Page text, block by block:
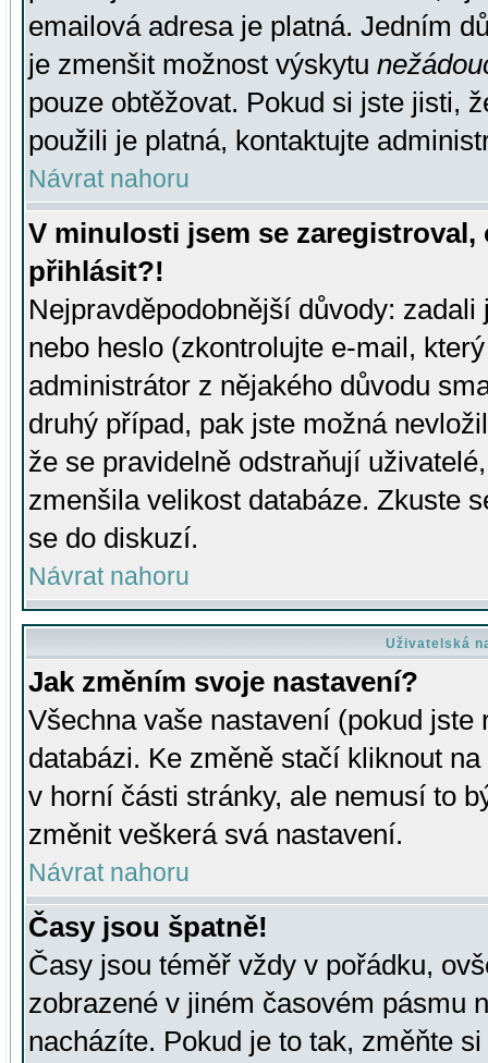
emailová adresa je platná. Jedním
je zmenšit možnost výskytu
pouze obtěžovat. Pokud si jste jisti,
použili je platná, kontaktujte
Návrat nahoru
V minulosti jsem se
přihlásit?!
Nejpravděpodobnější důvody:
nebo heslo (zkontrolujte e-mail,
administrátor z nějakého důvodu
druhý případ, pak jste možná
že se pravidelně odstraňují
zmenšila velikost databáze. Zkuste
se do diskuzí.
Návrat nahoru
Uživatelská
Jak změním svoje nastavení?
Všechna vaše nastavení (pokud
databázi. Ke změně stačí kliknout
v horní části stránky, ale nemusí to
změnit veškerá svá nastavení.
Návrat nahoru
Časy jsou špatně!
Časy jsou téměř vždy v pořádku,
zobrazené v jiném časovém pásmu
nacházíte. Pokud je to tak, změňte